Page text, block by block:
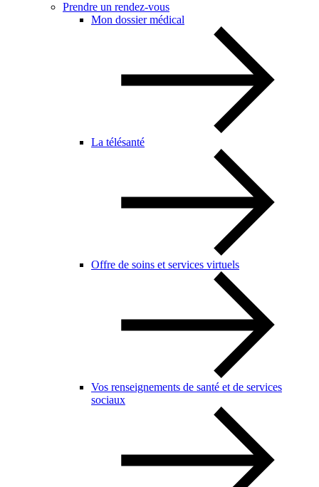
Prendre un rendez-vous
Mon dossier médical
La télésanté
Offre de soins et services virtuels
Vos renseignements de santé et de services
sociaux